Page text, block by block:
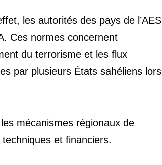
les autorités des pays de l’AES
Ces normes concernent
du terrorisme et les flux
par plusieurs États sahéliens lors
mécanismes régionaux de
et financiers.